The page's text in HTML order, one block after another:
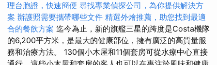
理台胞證，快速簡便 尋找專業偵探公司，為你提供解決方
案 辦護照需要攜帶哪些文件 精選外燴推薦，助您找到最適
合的餐飲方案 迄今為止，新的旗艦三星的跨度是Costa機隊
的6,200平方米，是最大的健康部位，擁有廣泛的高質量服
務和治療方法。 130個小木屋和11個套房可從水療中心直接